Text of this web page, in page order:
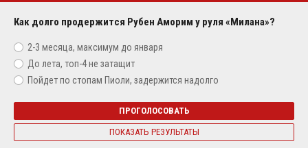
Как долго продержится Рубен Аморим у руля «Милана»?
2-3 месяца, максимум до января
До лета, топ-4 не затащит
Пойдет по стопам Пиоли, задержится надолго
ПРОГОЛОСОВАТЬ
ПОКАЗАТЬ РЕЗУЛЬТАТЫ